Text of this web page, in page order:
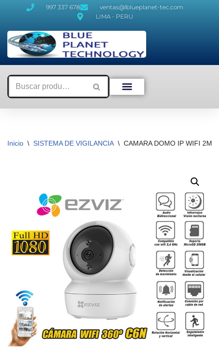
al
contenido
997 337 678
ventas@lblueplanet-tec.com
LIMA - PERU
Inicio \ SISTEMA DE VIGILANCIA \ CAMARA DOMO IP WIFI